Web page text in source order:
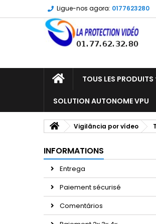
Ligue-nos agora: 0177623280
TOUS LES PRODUITS
SOLUTION AUTONOME VPU
Vigilância por vídeo
INFORMATIONS
Entrega
Paiement sécurisé
Comentários